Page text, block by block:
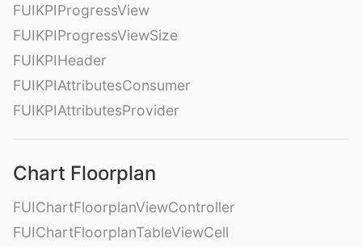
FUIKPIProgressView
FUIKPIProgressViewSize
FUIKPIHeader
FUIKPIAttributesConsumer
FUIKPIAttributesProvider
Chart Floorplan
FUIChartFloorplanViewController
FUIChartFloorplanTableViewCell